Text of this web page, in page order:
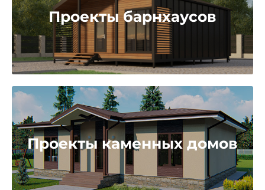
Проекты барнхаусов
Проекты каменных домов